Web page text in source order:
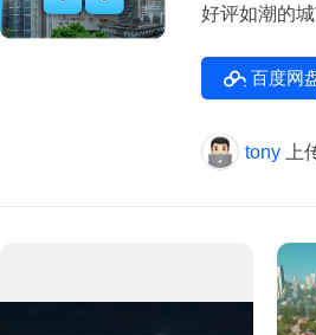
好评如潮的
百度网
tony 上